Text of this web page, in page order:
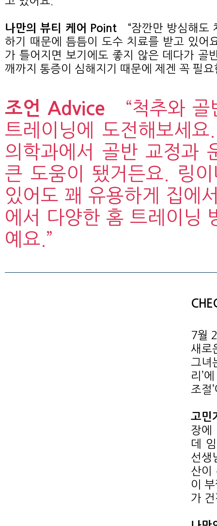
나만의 뷰티 케어 Point “잠깐만 방심해도
하기 때문에 틈틈이 도수 치료를 받고 있어
가 틀어지면 보기에도 좋지 않은 데다가 골
깨까지 통증이 심해지기 때문에 제겐 꼭 필요
조언 Advice “척추와
트레이닝에 도전해보세
의학과에서 골반 교정과
큰 도움이 됐거든요. 링
있어도 꽤 유용하게 집에
에서 다양한 홈 트레이닝
예요.”
7월
새로
그녀
리’
조절
고
장에
데
선생
산이
이
가